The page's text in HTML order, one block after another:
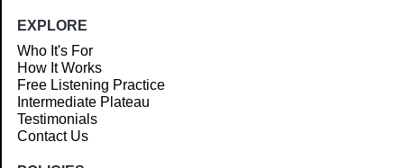
EXPLORE
Who It's For
How It Works
Free Listening Practice
Intermediate Plateau
Testimonials
Contact Us